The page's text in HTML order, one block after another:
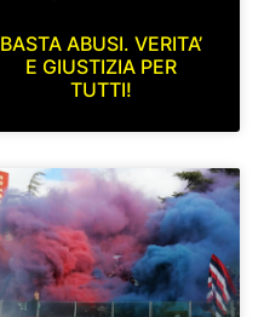
BASTA ABUSI. VERITA’
E GIUSTIZIA PER
TUTTI!